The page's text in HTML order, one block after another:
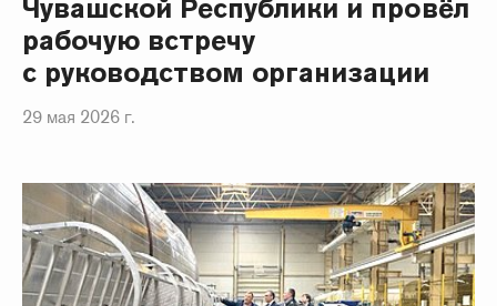
Чувашской Республики и провёл
рабочую встречу
с руководством организации
29 мая 2026 г.